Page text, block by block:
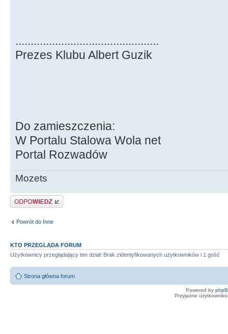
...............................................
Prezes Klubu Albert Guzik
Do zamieszczenia:
W Portalu Stalowa Wola net
Portal Rozwadów
Mozets
Odpowiedz
Powrót do Inne
KTO PRZEGLĄDA FORUM
Użytkownicy przeglądający ten dział: Brak zidentyfikowanych użytkowników i 1 gość
Strona główna forum
Powered by
Przyjazne